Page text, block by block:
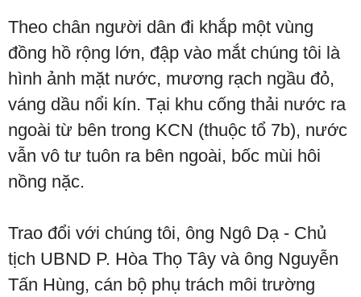
Theo chân người dân đi khắp một vùng
đồng hồ rộng lớn, đập vào mắt chúng tôi là
hình ảnh mặt nước, mương rạch ngầu đỏ,
váng dầu nổi kín. Tại khu cống thải nước ra
ngoài từ bên trong KCN (thuộc tổ 7b), nước
vẫn vô tư tuôn ra bên ngoài, bốc mùi hôi
nồng nặc.
Trao đổi với chúng tôi, ông Ngô Dạ - Chủ
tịch UBND P. Hòa Thọ Tây và ông Nguyễn
Tấn Hùng, cán bộ phụ trách môi trường